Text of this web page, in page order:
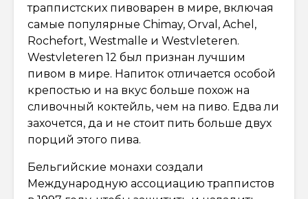
траппистских пивоварен в мире, включая
самые популярные Chimay, Orval, Achel,
Rochefort, Westmalle и Westvleteren.
Westvleteren 12 был признан лучшим
пивом в мире. Напиток отличается особой
крепостью и на вкус больше похож на
сливочный коктейль, чем на пиво. Едва ли
захочется, да и не стоит пить больше двух
порций этого пива.
Бельгийские монахи создали
Международную ассоциацию траппистов